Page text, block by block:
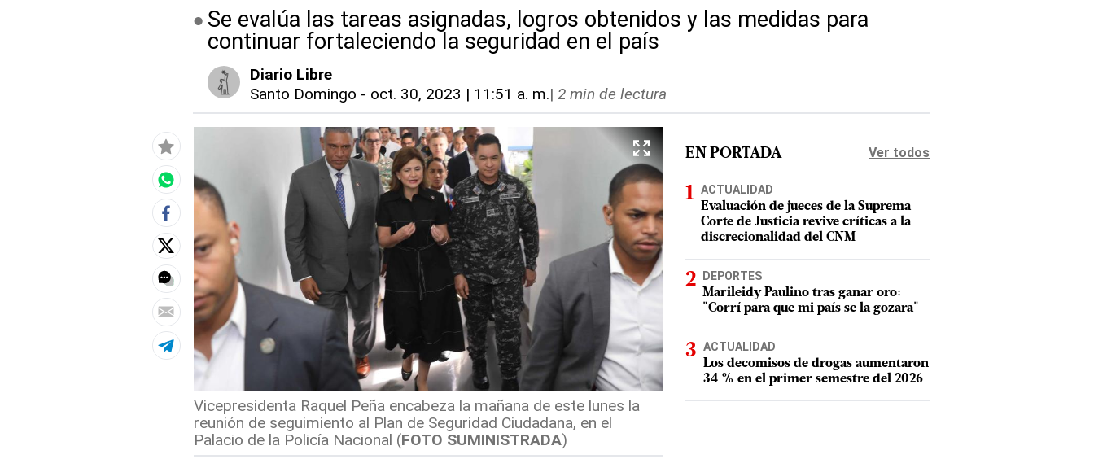
Se evalúa las tareas asignadas, logros obtenidos y las medidas para
continuar fortaleciendo la seguridad en el país
Diario Libre
Santo Domingo - oct. 30, 2023 | 11:51 a. m.| 2 min de lectura
Vicepresidenta Raquel Peña encabeza la mañana de este lunes la
reunión de seguimiento al Plan de Seguridad Ciudadana, en el
Palacio de la Policía Nacional (FOTO SUMINISTRADA)
EN PORTADA Ver todos
ACTUALIDAD
Evaluación de jueces de la Suprema
Corte de Justicia revive críticas a la
discrecionalidad del CNM
DEPORTES
Marileidy Paulino tras ganar oro:
"Corrí para que mi país se la gozara"
ACTUALIDAD
Los decomisos de drogas aumentaron
34 % en el primer semestre del 2026